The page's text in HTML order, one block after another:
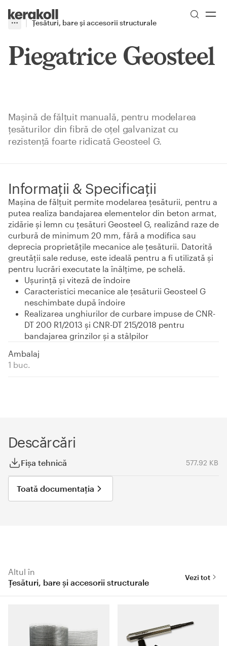
Go to Homepage
More
Toggle menu
Țesături, bare și accesorii structurale
Piegatrice Geosteel
Mașină de fălțuit manuală, pentru modelarea
țesăturilor din fibră de oțel galvanizat cu
rezistență foarte ridicată Geosteel G.
Informații & Specificații
Mașina de fălțuit permite modelarea țesăturii, pentru a
putea realiza bandajarea elementelor din beton armat,
zidărie și lemn cu țesături Geosteel G, realizând raze de
curbură de minimum 20 mm, fără a modifica sau
deprecia proprietățile mecanice ale țesăturii. Datorită
greutăţii sale reduse, este ideală pentru a fi utilizată şi
pentru lucrări executate la înălţime, pe schelă.
Ușurință și viteză de îndoire
Caracteristici mecanice ale țesăturii Geosteel G
neschimbate după îndoire
Realizarea unghiurilor de curbare impuse de CNR-
DT 200 R1/2013 și CNR-DT 215/2018 pentru
bandajarea grinzilor și a stâlpilor
Ambalaj
1 buc.
Descărcări
Fişa tehnică 577.92 KB
Toată documentația
Altul în
Țesături, bare și accesorii structurale
Vezi tot